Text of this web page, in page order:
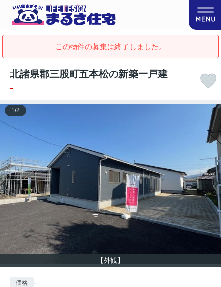
この物件の募集は終了しました。
北諸県郡三股町五本松の新築一戸建
-
【外観】
1/2
価格 -